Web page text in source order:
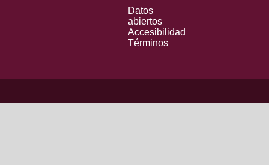
Datos
abiertos
Accesibilidad
Términos